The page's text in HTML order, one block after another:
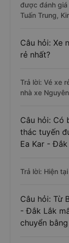
được đánh
Tuấn Trung,
Câu hỏi: Xe
rẻ nhất?
Trả lời: Vé xe
nhà xe
Câu hỏi: Có
thác tuyến
Ea Kar -
Trả lời: Hiện
Câu hỏi: Từ
- Đắk Lắk
chuyển